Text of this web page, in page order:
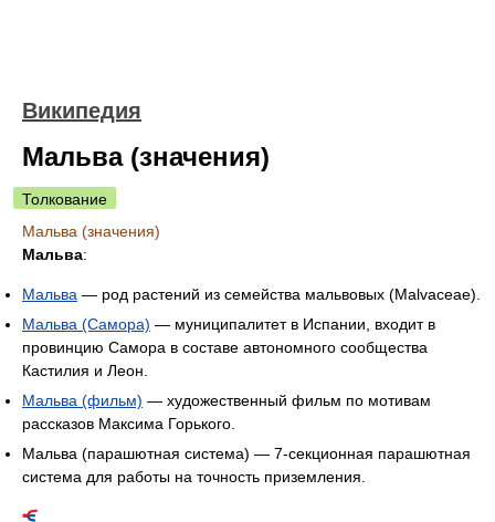
Википедия
Мальва (значения)
Толкование
Мальва (значения)
Мальва:
Мальва — род растений из семейства мальвовых (Malvaceae).
Мальва (Самора) — муниципалитет в Испании, входит в
провинцию Самора в составе автономного сообщества
Кастилия и Леон.
Мальва (фильм) — художественный фильм по мотивам
рассказов Максима Горького.
Мальва (парашютная система) — 7-секционная парашютная
система для работы на точность приземления.